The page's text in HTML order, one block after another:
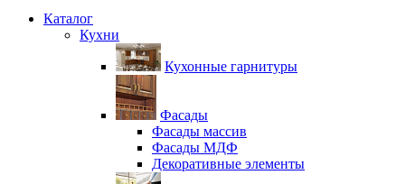
Каталог
Кухни
Кухонные гарнитуры
Фасады
Фасады массив
Фасады МДФ
Декоративные элементы